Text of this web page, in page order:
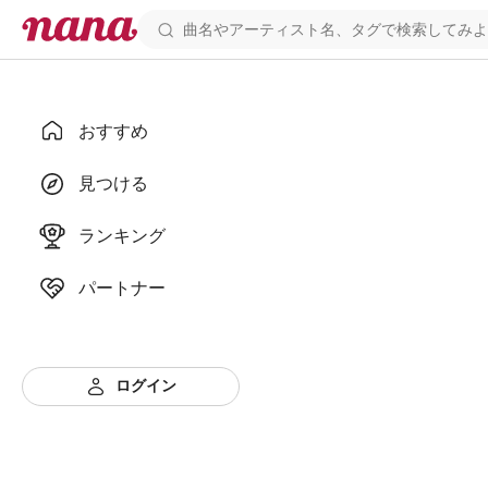
おすすめ
見つける
ランキング
パートナー
ログイン